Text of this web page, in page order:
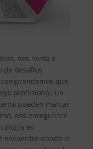
nos invita a
de desafíos
comprendemos que
profesional, un
pueden marcar
nos enorgullece
en
encuentro donde el